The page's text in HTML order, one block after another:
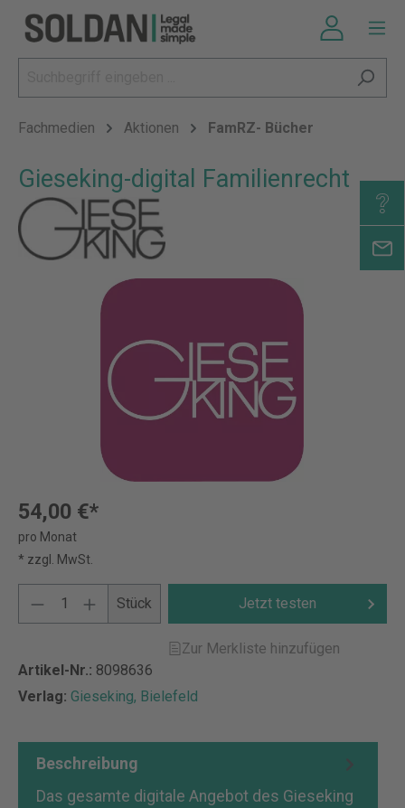
Fachmedien Aktionen FamRZ- Bücher
Gieseking-digital Familienrecht
54,00 €*
pro Monat
* zzgl. MwSt.
Stück Jetzt testen
Zur Merkliste hinzufügen
Artikel-Nr.: 8098636
Verlag: Gieseking, Bielefeld
Beschreibung
Das gesamte digitale Angebot des Gieseking